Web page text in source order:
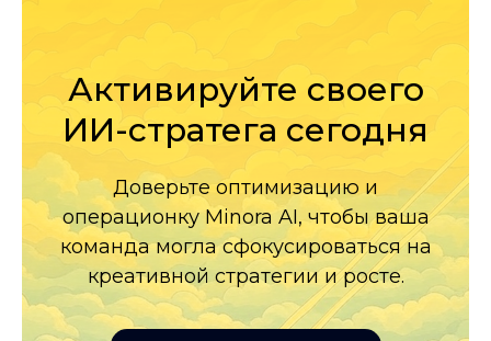
Активируйте своего
ИИ-стратега сегодня
Доверьте оптимизацию и
операционку Minora AI, чтобы ваша
команда могла сфокусироваться на
креативной стратегии и росте.